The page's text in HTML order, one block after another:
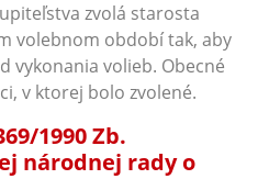
zvolá starosta
volebnom období tak, aby
vykonania volieb. Obecné
v ktorej bolo zvolené.
1990 Zb.
národnej rady o